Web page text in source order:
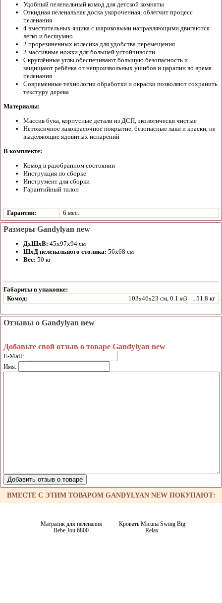
Удобный пеленальный комод для детской комнаты
Откидная пеленальная доска укороченная, облегчит процесс
пеленания
4 вместительных ящика с шариковыми направляющими двигаются
легко и бесшумно
2 прорезиненных колесика для удобства перемещения
2 массивные ножки для большей устойчивости
Скруглённые углы обеспечивают большую безопасность и
защищают ребёнка от непроизвольных ушибов и царапин во время
пеленания
Современные технологии обработки и окраски позволяют сохранить
текстуру дерева
Материалы:
Массив бука, корпусные детали из ДСП, экологически чистые
Нетоксичное лакокрасочное покрытие, безопасные лаки и краски, не
выделяющие ядовитых испарений
В комплекте:
Комод в разобранном состоянии
Инструкция по сборке
Инструмент для сборки
Гарантийный талон
Гарантия: 6 мес.
Размеры Gandylyan new
ДхШхВ: 45х97х94 см
ШхД пеленального столика: 56х68 см
Вес: 50 кг
Габариты в упаковке:
Комод:
103x46x23 см, 0.1 м3 , 51.8 кг
Отзывы о Gandylyan new
Добавьте свой отзыв о товаре Gandylyan new
E-Mail:
Имя:
ВМЕСТЕ С ЭТИМ ТОВАРОМ GANDYLYAN NEW ПОКУПАЮТ:
Матрасик для пеленания
Bebe Jou 6800
Кровать Micuna Swing Big
Relax